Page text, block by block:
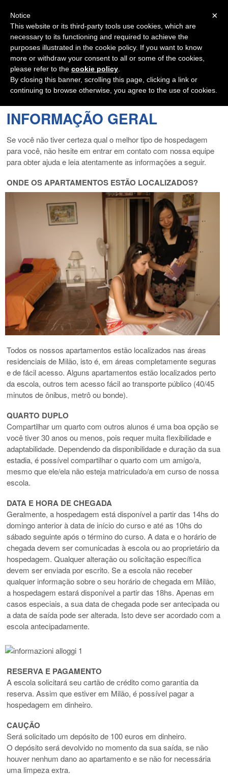
INFORMAÇÃO GERAL
Se você não tiver certeza qual o melhor tipo de hospedagem
para você, não hesite em entrar em contato com nossa equipe
para obter ajuda e leia atentamente as informações a seguir.
ONDE OS APARTAMENTOS ESTÃO LOCALIZADOS?
Todos os nossos apartamentos estão localizados nas áreas
residenciais de Milão, isto é, em áreas completamente seguras
e de fácil acesso. Alguns apartamentos estão localizados perto
da escola, outros tem acesso fácil ao transporte público (40/45
minutos de ônibus, metrô ou bonde).
QUARTO DUPLO
Compartilhar um quarto com outros alunos é uma boa opção se
você tiver 30 anos ou menos, pois requer muita flexibilidade e
adaptabilidade. Dependendo da disponibilidade e duração da sua
estadia, é possível compartilhar o quarto com um amigo/a,
mesmo que ele/ela não esteja matriculado/a em curso de nossa
escola.
DATA E HORA DE CHEGADA
Geralmente, a hospedagem está disponível a partir das 14hs do
domingo anterior à data de início do curso e até as 10hs do
sábado seguinte após o término do curso. A data e o horário de
chegada devem ser comunicadas à escola ou ao proprietário da
hospedagem. Qualquer alteração ou solicitação específica
devem ser enviada por escrito. Se a escola não receber
qualquer informação sobre o seu horário de chegada em Milão,
a hospedagem estará disponível a partir das 18hs. Apenas em
casos especiais, a sua data de chegada pode ser antecipada ou
a data de saída pode ser alterada. Isto deve ser acordado com a
escola antecipadamente.
RESERVA E PAGAMENTO
A escola solicitará seu cartão de crédito como garantia da
reserva. Assim que estiver em Milão, é possível pagar a
hospedagem em dinheiro.
CAUÇÃO
Será solicitado um depósito de 100 euros em dinheiro.
O depósito será devolvido no momento da sua saída, se não
houver nenhum dano ao apartamento e se não for necessária
uma limpeza extra.
×
Notice
This website or its third-party tools use cookies, which are
necessary to its functioning and required to achieve the
purposes illustrated in the cookie policy. If you want to know
more or withdraw your consent to all or some of the cookies,
please refer to the cookie policy
By closing this banner, scrolling this page, clicking a link or
continuing to browse otherwise, you agree to the use of cookies.